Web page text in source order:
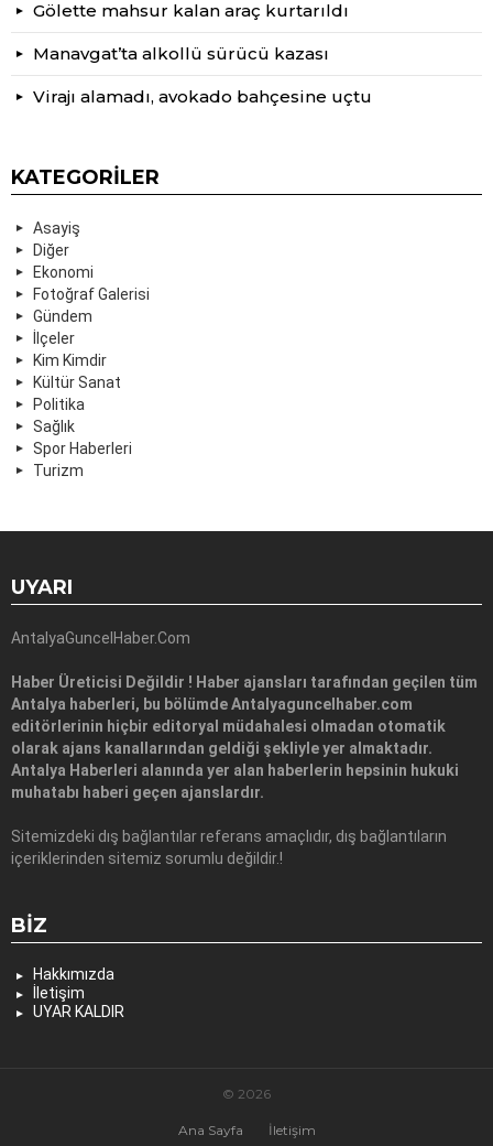
Gölette mahsur kalan araç kurtarıldı
Manavgat’ta alkollü sürücü kazası
Virajı alamadı, avokado bahçesine uçtu
KATEGORILER
Asayiş
Diğer
Ekonomi
Fotoğraf Galerisi
Gündem
İlçeler
Kim Kimdir
Kültür Sanat
Politika
Sağlık
Spor Haberleri
Turizm
UYARI
AntalyaGuncelHaber.Com
Haber Üreticisi Değildir ! Haber ajansları tarafından geçilen tüm
Antalya haberleri, bu bölümde Antalyaguncelhaber.com
editörlerinin hiçbir editoryal müdahalesi olmadan otomatik
olarak ajans kanallarından geldiği şekliyle yer almaktadır.
Antalya Haberleri alanında yer alan haberlerin hepsinin hukuki
muhatabı haberi geçen ajanslardır.
Sitemizdeki dış bağlantılar referans amaçlıdır, dış bağlantıların
içeriklerinden sitemiz sorumlu değildir.!
BIZ
Hakkımızda
İletişim
UYAR KALDIR
© 2026
Ana Sayfa İletişim